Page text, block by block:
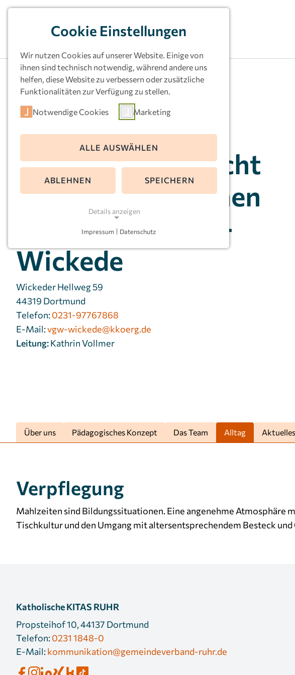
Kath.
Kindertageseinricht
ung Vom Göttlichen
Wort, Dortmund-
Wickede
Wickeder Hellweg 59
44319 Dortmund
Telefon:0231-97767868
E-Mail:vgw-wickede@kkoerg.de
Leitung:Kathrin Vollmer
Über uns Pädagogisches Konzept Das Team Alltag
Verpflegung
Mahlzeiten sind Bildungssituationen. Eine angenehme Atmosphäre
Tischkultur und den Umgang mit altersentsprechendem Besteck und
Katholische KITAS RUHR
Propsteihof 10, 44137 Dortmund
Telefon:0231 1848-0
E-Mail:kommunikation@gemeindeverband-ruhr.de
Cookie Einstellungen
Wir nutzen Cookies auf unserer Website. Einige von
ihnen sind technisch notwendig, während andere uns
helfen, diese Website zu verbessern oder zusätzliche
Funktionalitäten zur Verfügung zu stellen.
Notwendige Cookies Marketing
ALLE AUSWÄHLEN
ABLEHNEN SPEICHERN
Details anzeigen
Notwendige Cookies ermöglichen grundlegende
Funktionen und sind für die einwandfreie Funktion
Einverständnis-Cookie
Name: cookie_consent
Zweck:
Dieser Cookie speichert die
MARKETING
Websites hinweg verfolgen.
Facebook Pixel
Name: _fbp
Cookie
Laufzeit:
3 Monate
Impressum | Datenschutz